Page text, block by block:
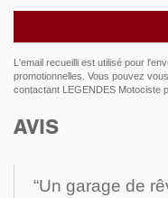
L'email recueilli est utilisé pour
promotionnelles. Vous pouvez
contactant LEGENDES Motociste
AVIS
“Un garage de